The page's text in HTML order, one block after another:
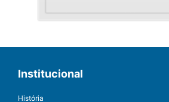
Institucional
História